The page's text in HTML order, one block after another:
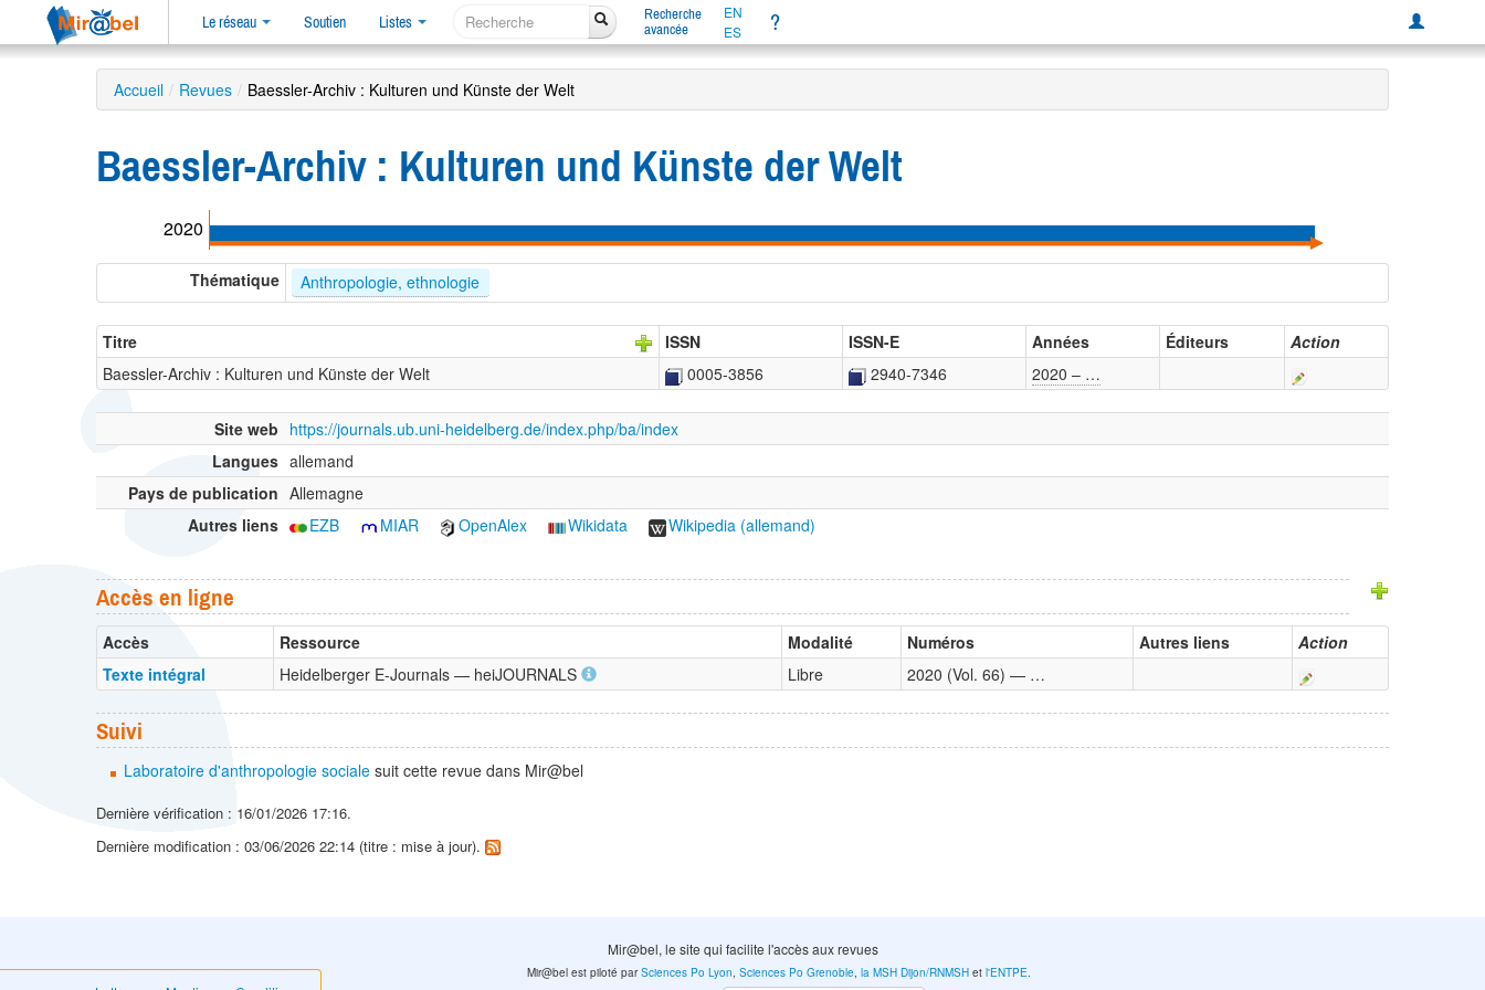
Le réseau Soutien Listes
Recherche
avancée
EN
ES
?
Accueil / Revues / Baessler-Archiv : Kulturen und Künste der Welt
Baessler-Archiv : Kulturen und Künste der Welt
2020
Thématique Anthropologie, ethnologie
Titre ISSN ISSN-E Années Éditeurs
Action
Baessler-Archiv : Kulturen und Künste der Welt
0005-3856 2940-7346 2020 – …
Site web https://journals.ub.uni-heidelberg.de/index.php/ba/index
Langues allemand
Pays de publication Allemagne
Autres liens
EZB MIAR OpenAlex Wikidata Wikipedia (allemand)
Accès en ligne
Accès Ressource Modalité Numéros Autres liens
Action
Texte intégral
Heidelberger E-Journals — heiJOURNALS Libre 2020 (Vol. 66) — …
Suivi
Laboratoire d'anthropologie sociale suit cette revue dans Mir@bel
Dernière vérification : 16/01/2026 17:16.
Dernière modification : 03/06/2026 22:14 (titre : mise à jour).
Mir@bel, le site qui facilite l'accès aux revues
Mir@bel est piloté parSciences Po Lyon,Sciences Po Grenoble,la MSH Dijon/RNMSH etl'ENTPE.